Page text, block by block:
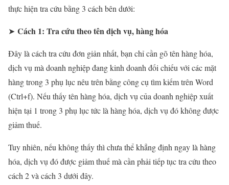
thực hiện tra cứu bằng 3 cách bên dưới:
➤ Cách 1: Tra cứu theo tên dịch vụ, hàng hóa
Đây là cách tra cứu đơn giản nhất, bạn chỉ cần gõ tên hàng hóa,
dịch vụ mà doanh nghiệp đang kinh doanh đối chiếu với các mặt
hàng trong 3 phụ lục nêu trên bằng công cụ tìm kiếm trên Word
(Ctrl+f). Nếu thấy tên hàng hóa, dịch vụ của doanh nghiệp xuất
hiện tại 1 trong 3 phụ lục tức là hàng hóa, dịch vụ đó không được
giảm thuế.
Tuy nhiên, nếu không thấy thì chưa thể khẳng định ngay là hàng
hóa, dịch vụ đó được giảm thuế mà cần phải tiếp tục tra cứu theo
cách 2 và cách 3 dưới đây.